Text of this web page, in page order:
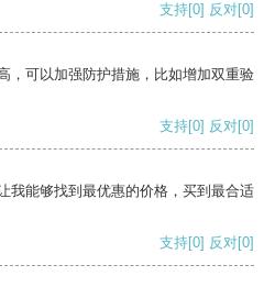
支持[0] 反对[0]
，可以加强防护措施，比如增加双重验
支持[0] 反对[0]
我能够找到最优惠的价格，买到最合适
支持[0] 反对[0]